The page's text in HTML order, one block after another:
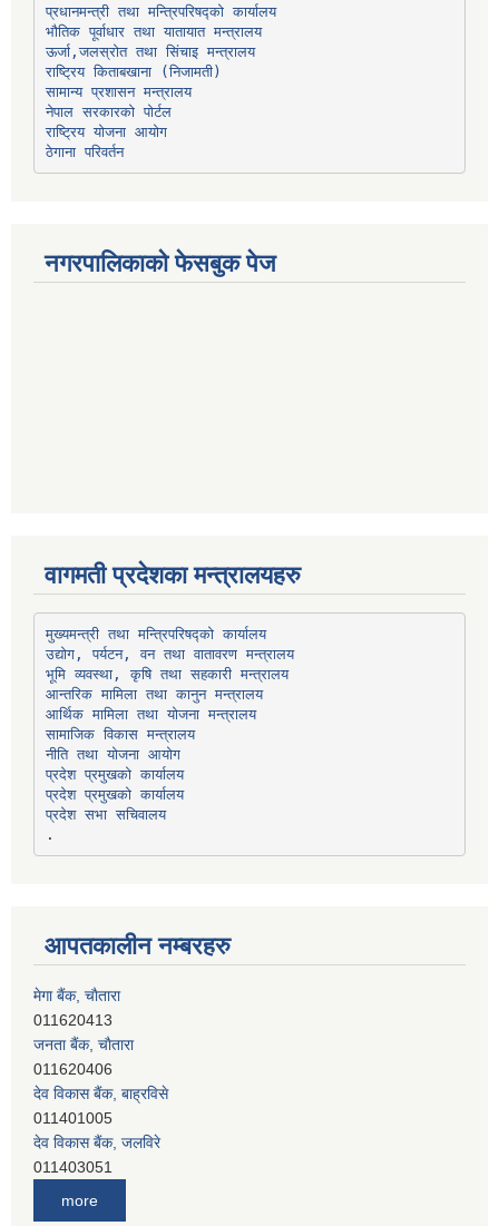
प्रधानमन्त्री तथा मन्त्रिपरिषद्को कार्यालय
भौतिक पूर्वाधार तथा यातायात मन्त्रालय
ऊर्जा,जलस्रोत तथा सिंचाइ मन्त्रालय
सामान्य प्रशासन मन्त्रालय
नेपाल सरकारको पोर्टल
राष्ट्रिय योजना आयोग
ठेगाना परिवर्तन
नगरपालिकाको फेसबुक पेज
वागमती प्रदेशका मन्त्रालयहरु
मुख्यमन्त्री तथा मन्त्रिपरिषद्को कार्यालय
उद्योग, पर्यटन, वन तथा वातावरण मन्त्रालय
भूमि व्यवस्था, कृषि तथा सहकारी मन्त्रालय
आन्तरिक मामिला तथा कानुन मन्त्रालय
आर्थिक मामिला तथा योजना मन्त्रालय
सामाजिक विकास मन्त्रालय
नीति तथा योजना आयोग
प्रदेश प्रमुखको कार्यालय
प्रदेश प्रमुखको कार्यालय
प्रदेश सभा सचिवालय
आपतकालीन नम्बरहरु
मेगा बैंक, चाैतारा
011620413
जनता बैंक, चाैतारा
011620406
देव विकास बैंक, बाह्रविसे
011401005
देव विकास बैंक, जलविरे
011403051
more